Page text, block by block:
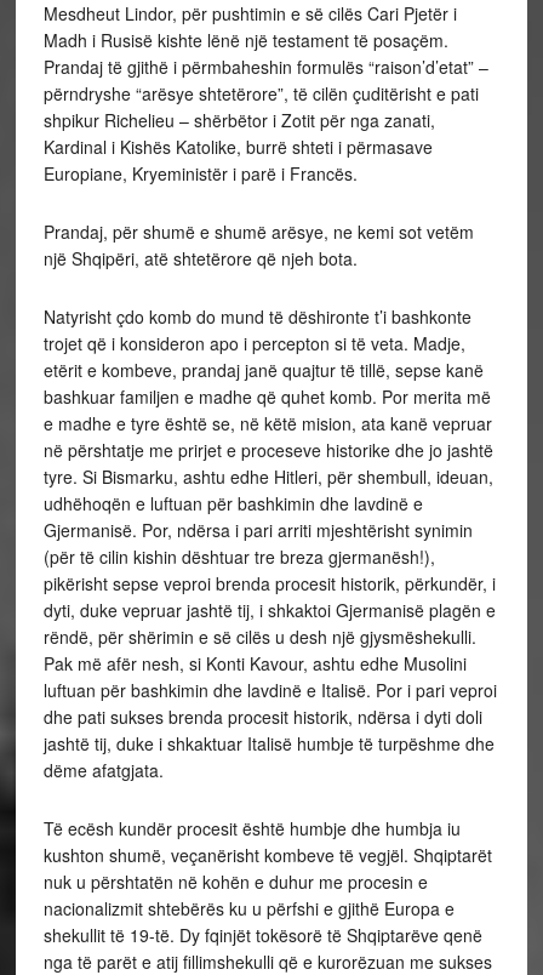
Mesdheut Lindor, për pushtimin e së cilës Cari Pjetër i
Madh i Rusisë kishte lënë një testament të posaçëm.
Prandaj të gjithë i përmbaheshin formulës “raison’d’etat” –
përndryshe “arësye shtetërore”, të cilën çuditërisht e pati
shpikur Richelieu – shërbëtor i Zotit për nga zanati,
Kardinal i Kishës Katolike, burrë shteti i përmasave
Europiane, Kryeministër i parë i Francës.
Prandaj, për shumë e shumë arësye, ne kemi sot vetëm
një Shqipëri, atë shtetërore që njeh bota.
Natyrisht çdo komb do mund të dëshironte t’i bashkonte
trojet që i konsideron apo i percepton si të veta. Madje,
etërit e kombeve, prandaj janë quajtur të tillë, sepse kanë
bashkuar familjen e madhe që quhet komb. Por merita më
e madhe e tyre është se, në këtë mision, ata kanë vepruar
në përshtatje me prirjet e proceseve historike dhe jo jashtë
tyre. Si Bismarku, ashtu edhe Hitleri, për shembull, ideuan,
udhëhoqën e luftuan për bashkimin dhe lavdinë e
Gjermanisë. Por, ndërsa i pari arriti mjeshtërisht synimin
(për të cilin kishin dështuar tre breza gjermanësh!),
pikërisht sepse veproi brenda procesit historik, përkundër, i
dyti, duke vepruar jashtë tij, i shkaktoi Gjermanisë plagën e
rëndë, për shërimin e së cilës u desh një gjysmëshekulli.
Pak më afër nesh, si Konti Kavour, ashtu edhe Musolini
luftuan për bashkimin dhe lavdinë e Italisë. Por i pari veproi
dhe pati sukses brenda procesit historik, ndërsa i dyti doli
jashtë tij, duke i shkaktuar Italisë humbje të turpëshme dhe
dëme afatgjata.
Të ecësh kundër procesit është humbje dhe humbja iu
kushton shumë, veçanërisht kombeve të vegjël. Shqiptarët
nuk u përshtatën në kohën e duhur me procesin e
nacionalizmit shtebërës ku u përfshi e gjithë Europa e
shekullit të 19-të. Dy fqinjët tokësorë të Shqiptarëve qenë
nga të parët e atij fillimshekulli që e kurorëzuan me sukses